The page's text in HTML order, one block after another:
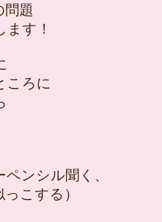
問題
ます！
ころに
ンシル聞く、
こする）